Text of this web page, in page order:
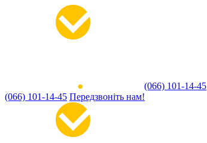
(066) 101-14-45
(066) 101-14-45 Передзвоніть нам!